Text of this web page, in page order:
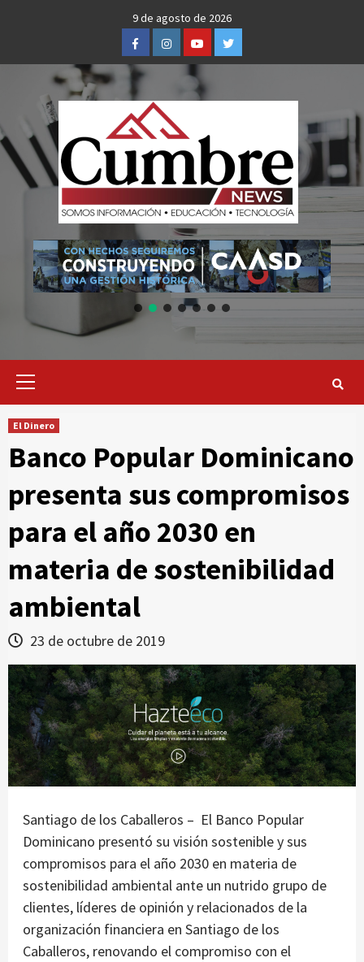
9 de agosto de 2026
FacebookInstagramYoutubeTwitter
Primary
El Dinero
Banco Popular Dominicano
presenta sus compromisos
para el año 2030 en
materia de sostenibilidad
ambiental
23 de octubre de 2019
Santiago de los Caballeros – El Banco Popular
Dominicano presentó su visión sostenible y sus
compromisos para el año 2030 en materia de
sostenibilidad ambiental ante un nutrido grupo de
clientes, líderes de opinión y relacionados de la
organización financiera en Santiago de los
Caballeros, renovando el compromiso con el